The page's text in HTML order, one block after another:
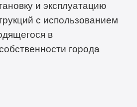
и эксплуатацию
с использованием
в
города